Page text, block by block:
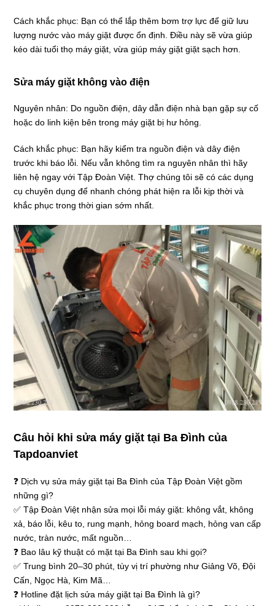
Cách khắc phục: Bạn có thể lắp thêm bơm trợ lực để giữ lưu
lượng nước vào máy giặt được ổn định. Điều này sẽ vừa giúp
kéo dài tuổi thọ máy giặt, vừa giúp máy giặt giặt sạch hơn.
Sửa máy giặt không vào điện
Nguyên nhân: Do nguồn điện, dây dẫn điện nhà bạn gặp sự cố
hoặc do linh kiện bên trong máy giặt bị hư hỏng.
Cách khắc phục: Bạn hãy kiểm tra nguồn điện và dây điện
trước khi báo lỗi. Nếu vẫn không tìm ra nguyên nhân thì hãy
liên hệ ngay với Tập Đoàn Việt. Thợ chúng tôi sẽ có các dụng
cụ chuyên dụng để nhanh chóng phát hiện ra lỗi kịp thời và
khắc phục trong thời gian sớm nhất.
Câu hỏi khi sửa máy giặt tại Ba Đình của
Tapdoanviet
❓ Dịch vụ sửa máy giặt tại Ba Đình của Tập Đoàn Việt gồm
những gì?
✅ Tập Đoàn Việt nhận sửa mọi lỗi máy giặt: không vắt, không
xả, báo lỗi, kêu to, rung mạnh, hỏng board mạch, hỏng van cấp
nước, tràn nước, mất nguồn…
❓ Bao lâu kỹ thuật có mặt tại Ba Đình sau khi gọi?
✅ Trung bình 20–30 phút, tùy vị trí phường như Giảng Võ, Đội
Cấn, Ngọc Hà, Kim Mã…
❓ Hotline đặt lịch sửa máy giặt tại Ba Đình là gì?